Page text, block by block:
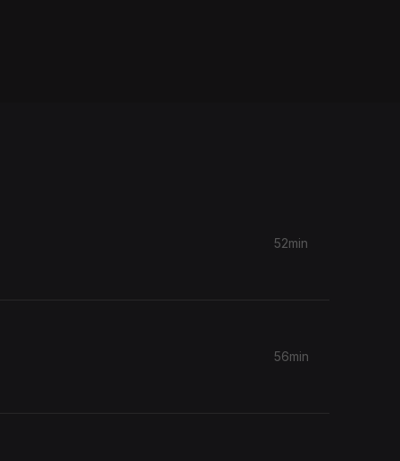
52min
56min